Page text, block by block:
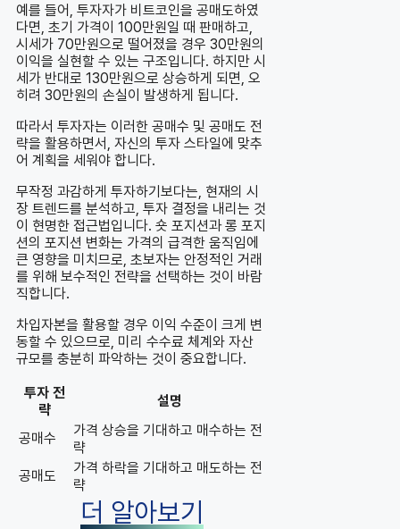
예를 들어, 투자자가 비트코인을 공매도하였
다면, 초기 가격이 100만원일 때 판매하고,
시세가 70만원으로 떨어졌을 경우 30만원의
이익을 실현할 수 있는 구조입니다. 하지만 시
세가 반대로 130만원으로 상승하게 되면, 오
히려 30만원의 손실이 발생하게 됩니다.
따라서 투자자는 이러한 공매수 및 공매도 전
략을 활용하면서, 자신의 투자 스타일에 맞추
어 계획을 세워야 합니다.
무작정 과감하게 투자하기보다는, 현재의 시
장 트렌드를 분석하고, 투자 결정을 내리는 것
이 현명한 접근법입니다. 숏 포지션과 롱 포지
션의 포지션 변화는 가격의 급격한 움직임에
큰 영향을 미치므로, 초보자는 안정적인 거래
를 위해 보수적인 전략을 선택하는 것이 바람
직합니다.
차입자본을 활용할 경우 이익 수준이 크게 변
동할 수 있으므로, 미리 수수료 체계와 자산
규모를 충분히 파악하는 것이 중요합니다.
투자 전
략
설명
공매수
가격 상승을 기대하고 매수하는 전
략
공매도
가격 하락을 기대하고 매도하는 전
략
더 알아보기